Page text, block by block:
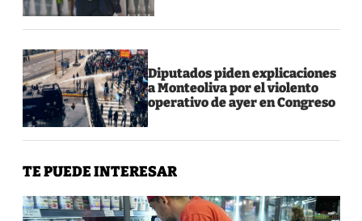
Diputados piden explicaciones
a Monteoliva por el violento
operativo de ayer en Congreso
TE PUEDE INTERESAR